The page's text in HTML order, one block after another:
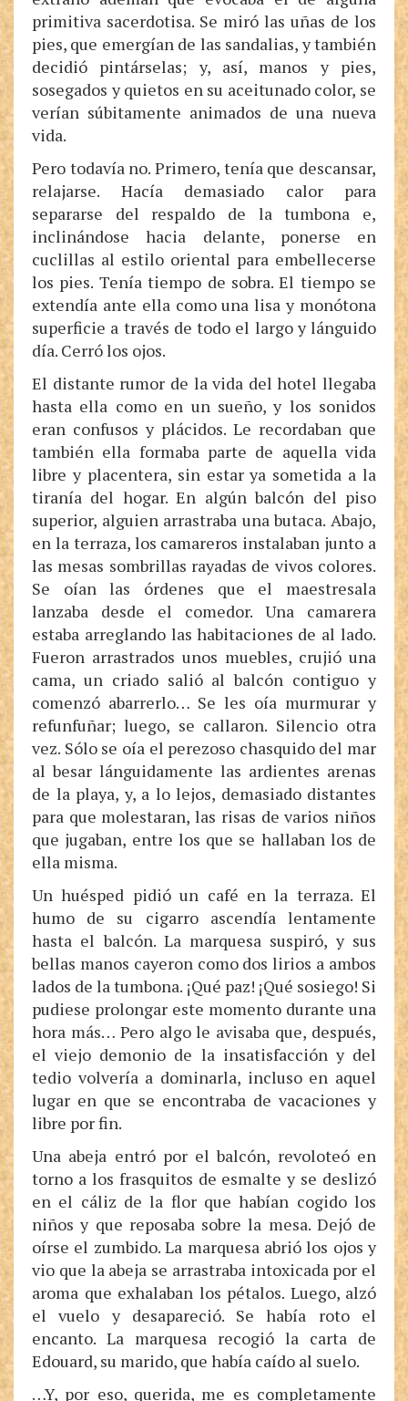
primitiva sacerdotisa. Se miró las uñas de los
pies, que emergían de las sandalias, y también
decidió pintárselas; y, así, manos y pies,
sosegados y quietos en su aceitunado color, se
verían súbitamente animados de una nueva
vida.
Pero todavía no. Primero, tenía que descansar,
relajarse. Hacía demasiado calor para
separarse del respaldo de la tumbona e,
inclinándose hacia delante, ponerse en
cuclillas al estilo oriental para embellecerse
los pies. Tenía tiempo de sobra. El tiempo se
extendía ante ella como una lisa y monótona
superficie a través de todo el largo y lánguido
día. Cerró los ojos.
El distante rumor de la vida del hotel llegaba
hasta ella como en un sueño, y los sonidos
eran confusos y plácidos. Le recordaban que
también ella formaba parte de aquella vida
libre y placentera, sin estar ya sometida a la
tiranía del hogar. En algún balcón del piso
superior, alguien arrastraba una butaca. Abajo,
en la terraza, los camareros instalaban junto a
las mesas sombrillas rayadas de vivos colores.
Se oían las órdenes que el maestresala
lanzaba desde el comedor. Una camarera
estaba arreglando las habitaciones de al lado.
Fueron arrastrados unos muebles, crujió una
cama, un criado salió al balcón contiguo y
comenzó abarrerlo… Se les oía murmurar y
refunfuñar; luego, se callaron. Silencio otra
vez. Sólo se oía el perezoso chasquido del mar
al besar lánguidamente las ardientes arenas
de la playa, y, a lo lejos, demasiado distantes
para que molestaran, las risas de varios niños
que jugaban, entre los que se hallaban los de
ella misma.
Un huésped pidió un café en la terraza. El
humo de su cigarro ascendía lentamente
hasta el balcón. La marquesa suspiró, y sus
bellas manos cayeron como dos lirios a ambos
lados de la tumbona. ¡Qué paz! ¡Qué sosiego! Si
pudiese prolongar este momento durante una
hora más… Pero algo le avisaba que, después,
el viejo demonio de la insatisfacción y del
tedio volvería a dominarla, incluso en aquel
lugar en que se encontraba de vacaciones y
libre por fin.
Una abeja entró por el balcón, revoloteó en
torno a los frasquitos de esmalte y se deslizó
en el cáliz de la flor que habían cogido los
niños y que reposaba sobre la mesa. Dejó de
oírse el zumbido. La marquesa abrió los ojos y
vio que la abeja se arrastraba intoxicada por el
aroma que exhalaban los pétalos. Luego, alzó
el vuelo y desapareció. Se había roto el
encanto. La marquesa recogió la carta de
Edouard, su marido, que había caído al suelo.
…Y, por eso, querida, me es completamente